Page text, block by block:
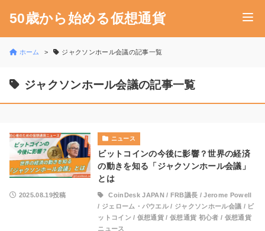
50歳から始める仮想通貨
ホーム ジャクソンホール会議の記事一覧
ジャクソンホール会議の記事一覧
ニュース
ビットコインの今後に影響？世界の経済
の動きを知る「ジャクソンホール会議」
とは
2025.08.19投稿 CoinDesk JAPAN / FRB議長 /Jerome Powell
/ ジェローム・パウエル / ジャクソンホール会議 / ビ
ットコイン/ 仮想通貨 /仮想通貨 初心者 / 仮想通貨
ニュース